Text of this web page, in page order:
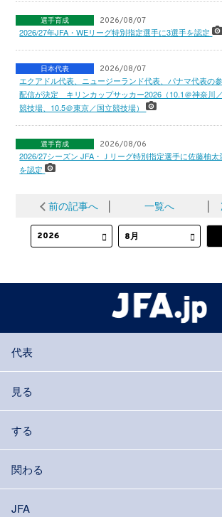
選手育成 2026/08/07
2026/27年JFA・WEリーグ特別指定選手に3選手を認定
日本代表 2026/08/07
エクアドル代表、ニュージーランド代表、パナマ代表の
配信が決定 キリンカップサッカー2026（10.1＠神奈川
競技場、10.5＠東京／国立競技場）
選手育成 2026/08/06
2026/27シーズン JFA・Ｊリーグ特別指定選手に佐藤柚太
を認定
前の記事へ 一覧へ
代表
見る
する
関わる
JFA